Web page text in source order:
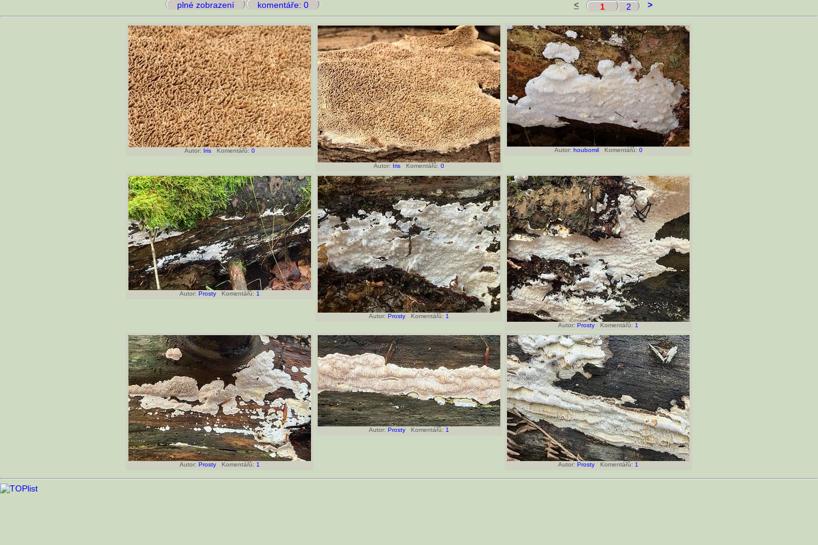
plné zobrazení komentáře: 0 < 1 2 >
Autor: Iris Komentářů: 0
Autor: Iris Komentářů: 0
Autor: houbomilKomentářů: 0
Autor: Prosty Komentářů: 1
Autor: Prosty Komentářů: 1
Autor: Prosty Komentářů: 1
Autor: Prosty Komentářů: 1
Autor: Prosty Komentářů: 1
Autor: Prosty Komentářů: 1